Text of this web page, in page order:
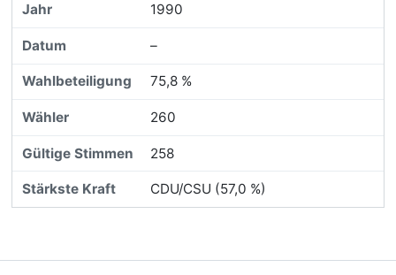
1990
–
75,8 %
260
258
CDU/CSU (57,0 %)